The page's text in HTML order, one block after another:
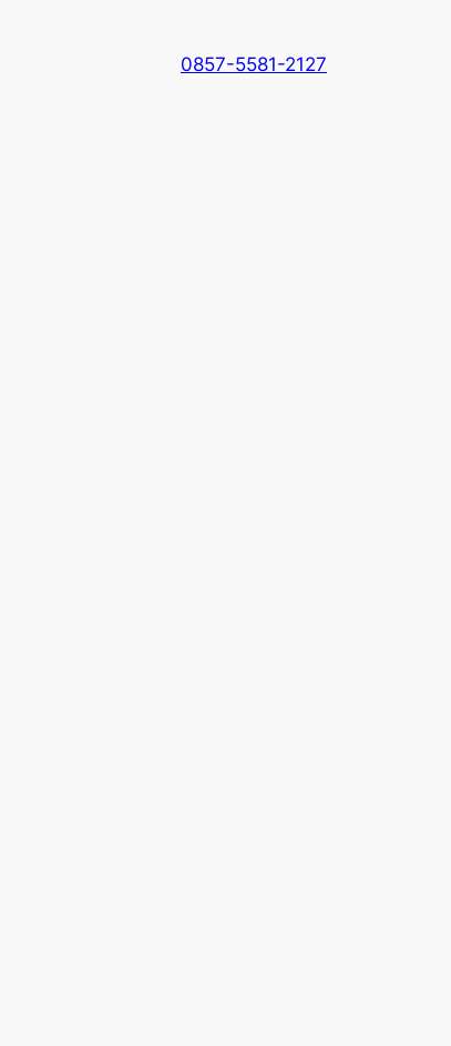
0857-5581-2127